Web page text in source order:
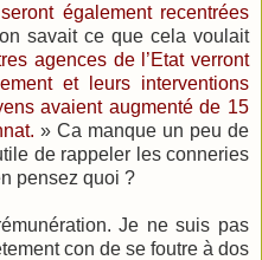
également recentrées
savait ce que cela voulait
agences de l’Etat verront
et leurs interventions
avaient augmenté de 15
» Ca manque un peu de
de rappeler les conneries
pensez quoi ?
Je ne suis pas
con de se foutre à dos